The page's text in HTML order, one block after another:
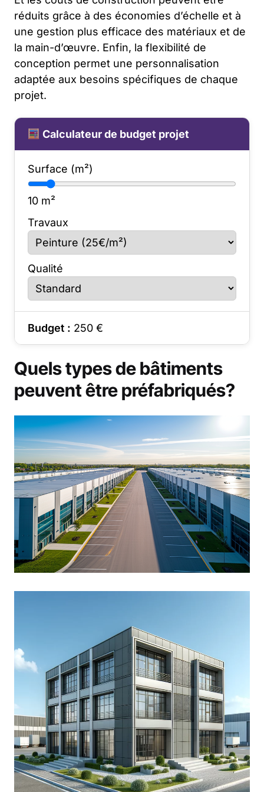
réduits grâce à des économies d’échelle et à
une gestion plus efficace des matériaux et de
la main-d’œuvre. Enfin, la flexibilité de
conception permet une personnalisation
adaptée aux besoins spécifiques de chaque
projet.
Calculateur de budget projet
Surface (m²)
10 m²
Travaux
Qualité
Budget : 250 €
Quels types de bâtiments
peuvent être préfabriqués?